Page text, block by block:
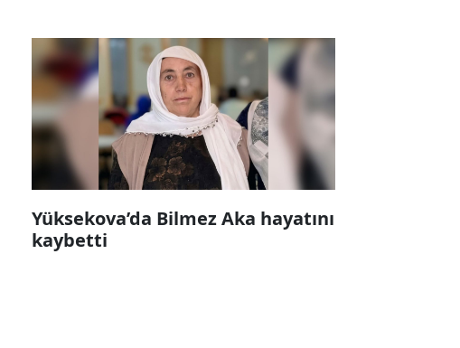
Yüksekova’da Bilmez Aka hayatını
kaybetti